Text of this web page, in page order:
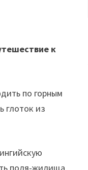
к
по горным
глоток из